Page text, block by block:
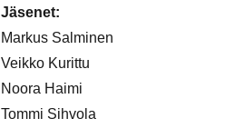
Jäsenet:
Markus Salminen
Veikko Kurittu
Noora Haimi
Tommi Sihvola